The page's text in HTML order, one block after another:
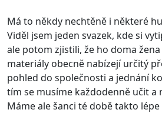
Má to někdy nechtěně i některé
Viděl jsem jeden svazek, kde si
ale potom zjistili, že ho doma
materiály obecně nabízejí určitý
pohled do společnosti a jednání
tím se musíme každodenně učit a
Máme ale šanci té době takto